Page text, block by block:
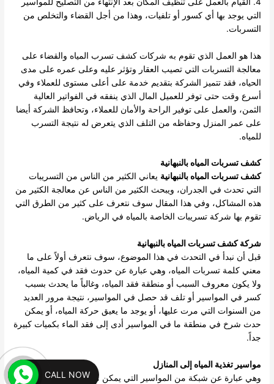
التي يوجد بها أي كسور أو تلفيات، وهذا من أجل القضاء والتخلص من
التسربات.
هذا هو العمل الذي تقوم به شركات كشف تسرب المياه والقضاء على
معالجة التسربات التي تصيب العقار وتؤثر عليه وعلى عمره على مدى
الحياه، فقد تتميز الشركة بتقديم خدمة على أعلى مستوى للعملاء وفي
أسرع وقت حتى توفر للعميل المال الذي ينفقه في الفواتير العالية
الثمن، والعمل على توفير الراحة والأمان للعملاء، وتحافظ الشركة أيضا
على عمر المنزل وحفاظه من التلف الذي يتعرض له نتيجة التسرب
للمياه.
كشف تسربات المياه بالنبهانية
كشف تسربات المياه بالنبهانية يعاني الكثير من الناس من التسريبات
التي تحدث في الجدران، ويبحث الكثير من الناس عن معالجة الكثير من
هذه المشاكل، وفي هذا المقال سوف نتعرف على كثير من الطرق التي
تقوم بها شركة تسريبات الخاصة بالمياه في الرياض.
شركة كشف تسربات المياه بالنبهانية
قبل أن نبدأ في التحدث في هذا الموضوع، سوف نتعرف أولاً على ما
معني كلمة تسربات المياه، وهي عبارة عن حدوث فقد في كمية المياه،
ولا يكون معروف السبب أو منطقة فقد المياه، وغالباً ما يحدث بسبب
كسر في المواسير أو تلف قد حصل في المواسير، نتيجة مرور العديد
من السنوات التي مرت عليها، أو يوجد ما يعيق حركة المياه، أو يمكن
حدث شرخ في منطقة ما في المواسير أدى إلى فقد الماء بكميات كبيرة
جداً.
مواسير تغذية المياه إلى المنازل
وهي عبارة عن شبكة من المواسير التي يمكن من خلالهاكشف تسرباتCALL NOW